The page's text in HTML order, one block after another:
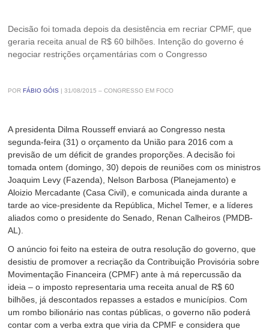
Decisão foi tomada depois da desistência em recriar CPMF, que
geraria receita anual de R$ 60 bilhões. Intenção do governo é
negociar restrições orçamentárias com o Congresso
POR FÁBIO GÓIS | 31/08/2015 – CONGRESSO EM FOCO
A presidenta Dilma Rousseff enviará ao Congresso nesta
segunda-feira (31) o orçamento da União para 2016 com a
previsão de um déficit de grandes proporções. A decisão foi
tomada ontem (domingo, 30) depois de reuniões com os ministros
Joaquim Levy (Fazenda), Nelson Barbosa (Planejamento) e
Aloizio Mercadante (Casa Civil), e comunicada ainda durante a
tarde ao vice-presidente da República, Michel Temer, e a líderes
aliados como o presidente do Senado, Renan Calheiros (PMDB-
AL).
O anúncio foi feito na esteira de outra resolução do governo, que
desistiu de promover a recriação da Contribuição Provisória sobre
Movimentação Financeira (CPMF) ante à má repercussão da
ideia – o imposto representaria uma receita anual de R$ 60
bilhões, já descontados repasses a estados e municípios. Com
um rombo bilionário nas contas públicas, o governo não poderá
contar com a verba extra que viria da CPMF e considera que